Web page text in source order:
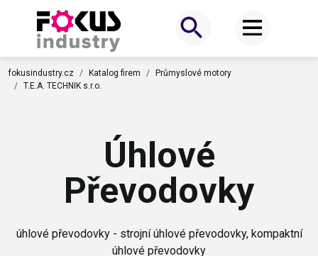
fokusindustry.cz Katalog firem
Průmyslové motory
T.E.A. TECHNIK s.r.o.
Úhlové
Převodovky
úhlové převodovky - strojní úhlové převodovky, kompaktní
úhlové převodovky